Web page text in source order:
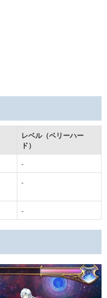
レベル（ベリーハー
ド）
-
-
-